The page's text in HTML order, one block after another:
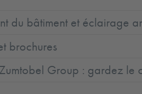
du bâtiment et éclairage
brochures
Group : gardez le